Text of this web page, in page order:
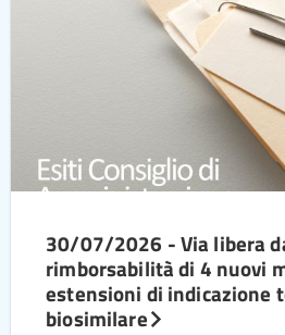
30/07/2026 - Via libera
rimborsabilità di 4 nuovi
estensioni di indicazione
biosimilare